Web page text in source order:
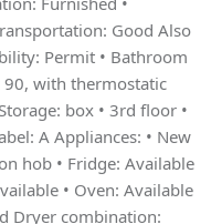
Good Also
Permit • Bathroom
90, with thermostatic
box • 3rd floor •
A Appliances: • New
hob • Fridge: Available
• Oven: Available
Dryer combination: